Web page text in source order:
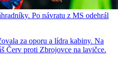
Po návratu z MS odehrál
za oporu a lídra kabiny. Na
Červ proti Zbrojovce na lavičce.